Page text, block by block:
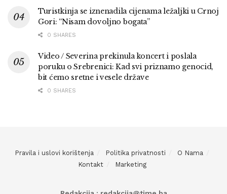
Turistkinja se iznenadila cijenama ležaljki u Crnoj
Gori: “Nisam dovoljno bogata”
0 SHARES
Video / Severina prekinula koncert i poslala
poruku o Srebrenici: Kad svi priznamo genocid,
bit ćemo sretne i vesele države
0 SHARES
Pravila i uslovi korištenja Politika privatnosti
O Nama
Kontakt
Marketing